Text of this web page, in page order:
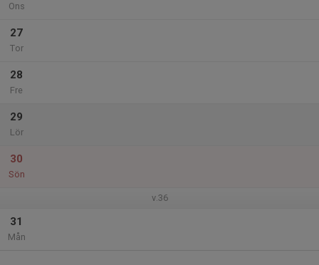
Ons
27
Tor
28
Fre
29
Lör
30
Sön
v.36
31
Mån